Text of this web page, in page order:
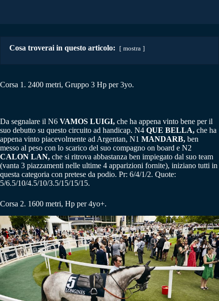
Cosa troverai in questo articolo: mostra
Corsa 1. 2400 metri, Gruppo 3 Hp per 3yo.
Da segnalare il N6 VAMOS LUIGI, che ha appena vinto bene per il
suo debutto su questo circuito ad handicap. N4 QUE BELLA, che ha
appena vinto piacevolmente ad Argentan, N1 MANDARB, ben
messo al peso con lo scarico del suo compagno on board e N2
CALON LAN, che si ritrova abbastanza ben impiegato dal suo team
(vanta 3 piazzamenti nelle ultime 4 apparizioni fornite), iniziano tutti in
questa categoria con pretese da podio. Pr: 6/4/1/2. Quote:
5/6.5/10/4.5/10/3.5/15/15/15.
Corsa 2. 1600 metri, Hp per 4yo+.